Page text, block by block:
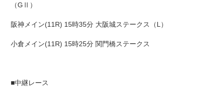
（GⅡ）
阪神メイン(11R) 15時35分 大阪城ステークス（L）
小倉メイン(11R) 15時25分 関門橋ステークス
■中継レース